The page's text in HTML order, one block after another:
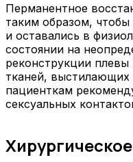
Перманентное
таким образом,
и оставались в
состоянии на
реконструкции плевы
тканей,
пациенткам
сексуальных